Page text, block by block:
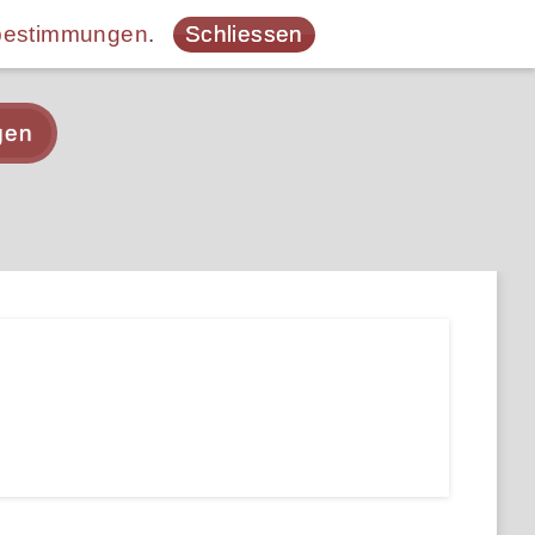
. Schliessen